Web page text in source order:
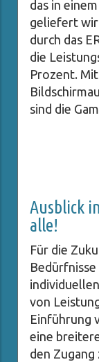
das in
geliefert
durch das
die
Prozent.
sind die
Ausblick
alle!
Für die
von
Einführung
eine
den Zugang